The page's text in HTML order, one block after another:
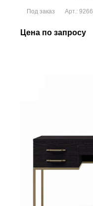
Под заказ Арт.: 9266
Цена по запросу